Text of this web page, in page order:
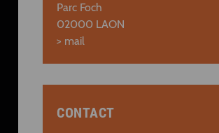
Parc Foch
02000 LAON
> mail
CONTACT